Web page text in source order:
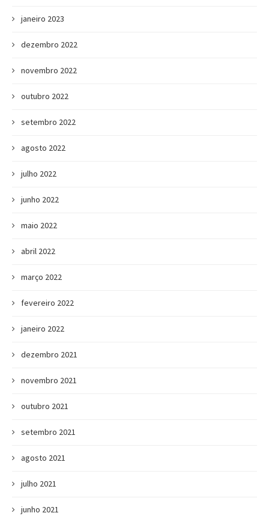
janeiro 2023
dezembro 2022
novembro 2022
outubro 2022
setembro 2022
agosto 2022
julho 2022
junho 2022
maio 2022
abril 2022
março 2022
fevereiro 2022
janeiro 2022
dezembro 2021
novembro 2021
outubro 2021
setembro 2021
agosto 2021
julho 2021
junho 2021